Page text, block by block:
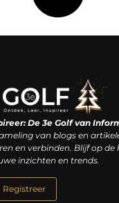
De 3e Golf van
van blogs en
en verbinden. Blijf op de
inzichten en trends.
Registreer